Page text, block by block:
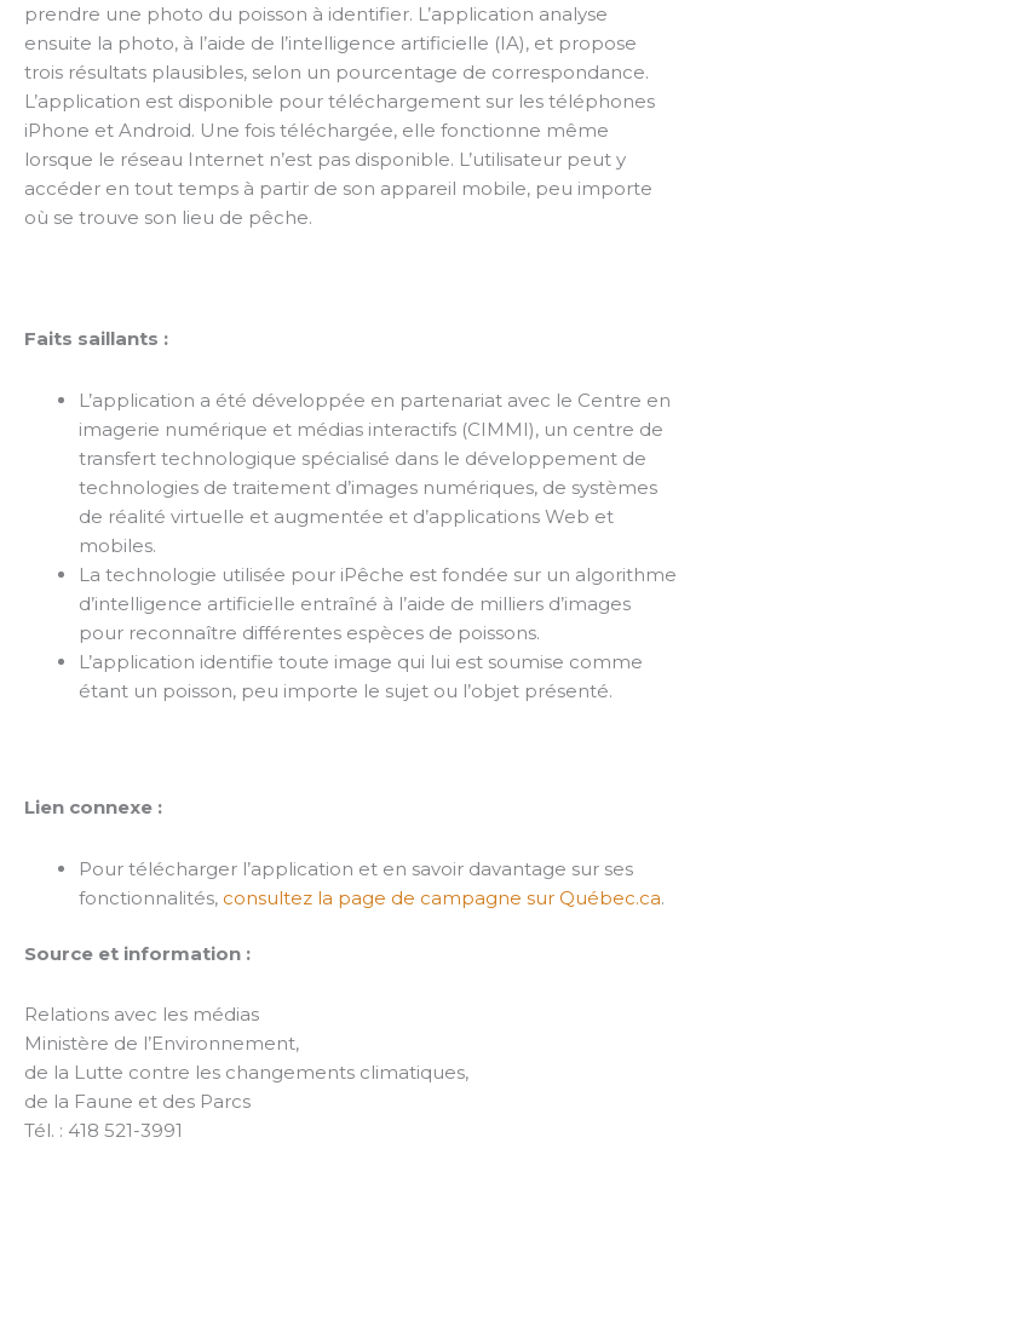
prendre une photo du poisson à identifier. L’application analyse
ensuite la photo, à l’aide de l’intelligence artificielle (IA), et propose
trois résultats plausibles, selon un pourcentage de correspondance.
L’application est disponible pour téléchargement sur les téléphones
iPhone et Android. Une fois téléchargée, elle fonctionne même
lorsque le réseau Internet n’est pas disponible. L’utilisateur peut y
accéder en tout temps à partir de son appareil mobile, peu importe
où se trouve son lieu de pêche.
Faits saillants :
L’application a été développée en partenariat avec le Centre en
imagerie numérique et médias interactifs (CIMMI), un centre de
transfert technologique spécialisé dans le développement de
technologies de traitement d’images numériques, de systèmes
de réalité virtuelle et augmentée et d’applications Web et
mobiles.
La technologie utilisée pour iPêche est fondée sur un algorithme
d’intelligence artificielle entraîné à l’aide de milliers d’images
pour reconnaître différentes espèces de poissons.
L’application identifie toute image qui lui est soumise comme
étant un poisson, peu importe le sujet ou l’objet présenté.
Lien connexe :
Pour télécharger l’application et en savoir davantage sur ses
fonctionnalités, consultez la page de campagne sur Québec.ca.
Source et information :
Relations avec les médias
Ministère de l’Environnement,
de la Lutte contre les changements climatiques,
de la Faune et des Parcs
Tél. : 418 521-3991